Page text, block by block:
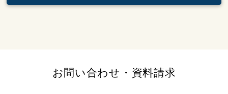
お問い合わせ・資料請求